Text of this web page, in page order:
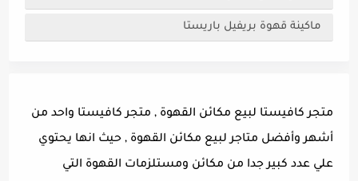
ماكينة قهوة بريفيل باريستا
متجر كافيستا لبيع مكائن القهوة , متجر كافيستا واحد من
أشهر وأفضل متاجر لبيع مكائن القهوة , حيث انها يحتوي
علي عدد كبير جدا من مكائن ومستلزمات القهوة التي